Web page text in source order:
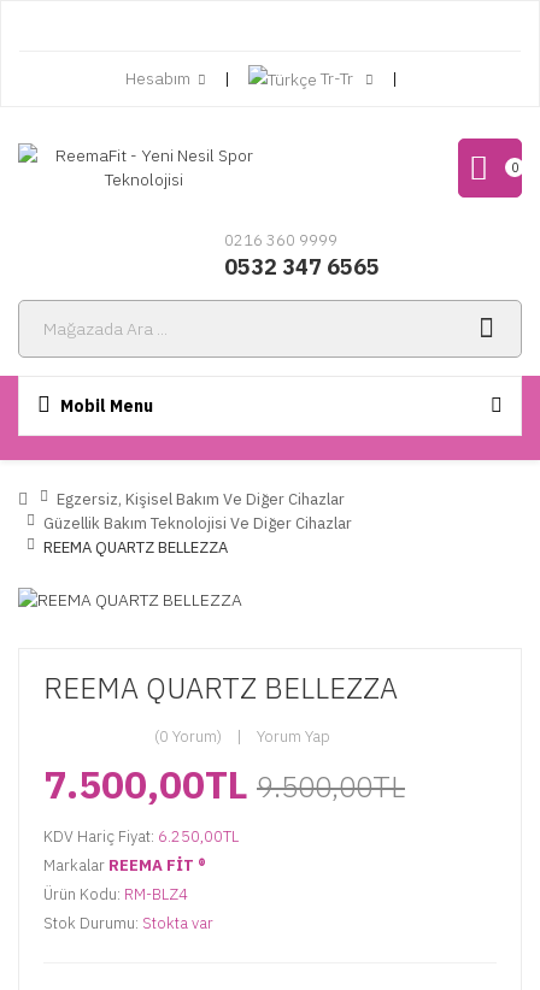
Hesabım Tr-Tr
0
0216 360 9999
0532 347 6565
Mobil Menu
Egzersiz, Kişisel Bakım Ve Diğer Cihazlar
Güzellik Bakım Teknolojisi Ve Diğer Cihazlar
REEMA QUARTZ BELLEZZA
REEMA QUARTZ BELLEZZA
(0 Yorum) Yorum Yap
7.500,00TL 9.500,00TL
KDV Hariç Fiyat: 6.250,00TL
Markalar REEMA FİT ®️
Ürün Kodu: RM-BLZ4
Stok Durumu: Stokta var